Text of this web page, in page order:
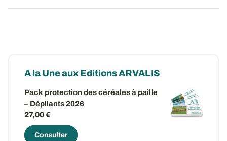
A la Une aux Editions ARVALIS
Pack protection des céréales à paille
– Dépliants 2026
27,00 €
Consulter